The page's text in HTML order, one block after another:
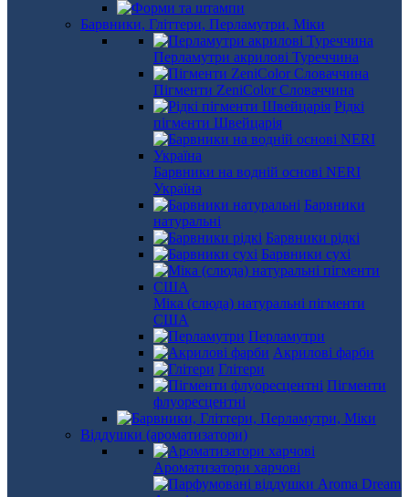
Барвники, Гліттери, Перламутри, Міки
Перламутри акрилові Туреччина
Пігменти ZeniColor Словаччина
Рідкі
пігменти Швейцарія
Барвники на водній основі NERI
Україна
Барвники
натуральні
Барвники рідкі
Барвники сухі
Міка (слюда) натуральні пігменти
США
Перламутри
Акрилові фарби
Глітери
Пігменти
флуоресцентні
Віддушки (ароматизатори)
Ароматизатори харчові